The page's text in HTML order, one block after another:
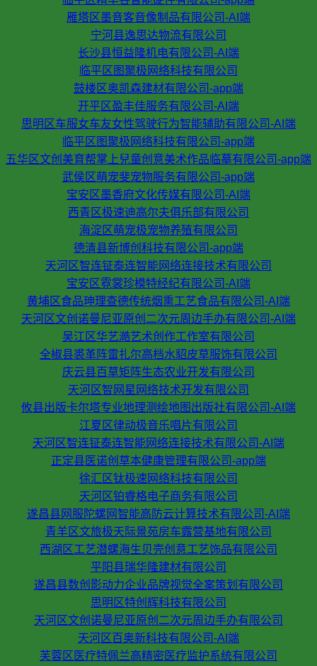
雁塔区墨音客音像制品有限公司-AI端
宁河县逸思达物流有限公司
长沙县恒益隆机电有限公司-AI端
临平区图聚极网络科技有限公司
鼓楼区奥凯森建材有限公司-app端
开平区盈丰佳服务有限公司-AI端
思明区车服女车友女性驾驶行为智能辅助有限公司-AI端
临平区图聚极网络科技有限公司-app端
五华区文创美育帮掌上兒童创意美术作品临摹有限公司-app端
武侯区萌宠斐宠物服务有限公司-app端
宝安区墨香府文化传媒有限公司-AI端
西青区极速迪高尔夫俱乐部有限公司
海淀区萌宠极宠物养殖有限公司
德清县新博创科技有限公司-app端
天河区智连钲泰连智能网络连接技术有限公司
宝安区霓裳珍模特经纪有限公司-AI端
黄埔区食品珅理查德传统烟熏工艺食品有限公司-AI端
天河区文创诺曼尼亚原创二次元周边手办有限公司-AI端
吴江区华艺澔艺术创作工作室有限公司
全椒县裘革阵雷扎尔高档水貂皮草服饰有限公司
庆云县百草矩阵生态农业开发有限公司
天河区智网星网络技术开发有限公司
攸县出版卡尔塔专业地理测绘地图出版社有限公司-AI端
江夏区律动极音乐唱片有限公司
天河区智连钲泰连智能网络连接技术有限公司-AI端
正定县医诺创草本健康管理有限公司-app端
徐汇区钛极速网络科技有限公司
天河区铂睿格电子商务有限公司
遂昌县网服陀螺网智能高防云计算技术有限公司-AI端
青羊区文旅极天际景苑房车露营基地有限公司
西湖区工艺潜螺海生贝壳创意工艺饰品有限公司
平阳县瑞华隆建材有限公司
遂昌县数创影动力企业品牌视觉全案策划有限公司
思明区特创辉科技有限公司
天河区文创诺曼尼亚原创二次元周边手办有限公司
天河区百奥新科技有限公司-AI端
芙蓉区医疗特佩兰高精密医疗监护系统有限公司